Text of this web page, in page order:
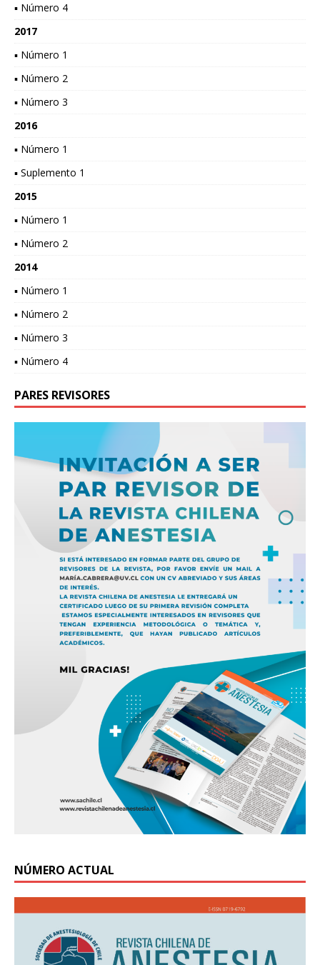
▪ Número 4
2017
▪ Número 1
▪ Número 2
▪ Número 3
2016
▪ Número 1
▪ Suplemento 1
2015
▪ Número 1
▪ Número 2
2014
▪ Número 1
▪ Número 2
▪ Número 3
▪ Número 4
PARES REVISORES
NÚMERO ACTUAL